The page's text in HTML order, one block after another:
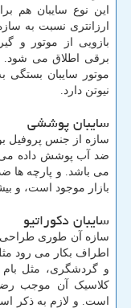
این نوع سایبان هم
ارزانتری نسبت به
بازویی از موتور و
برقی اطلاق می شود.
نیوتن دارد.
سایبان پوششی
سازه از جنس پروفیل
ضد آب پوشش داده می
می باشد. و پارچه ها
بازار موجود است، و
سایبان دکوراتیو
سازه آن طوری طراحی
اطراف بکار می رود
و گردشگری، مثل
کلاسیک آن موجب
است. و لازم به ذکر